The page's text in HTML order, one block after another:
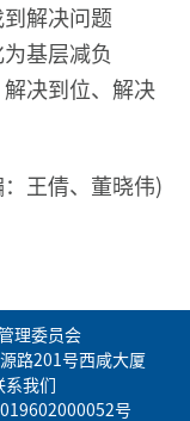
解决问题
基层减负
决到位、解决
王倩、董晓伟)
理委员会
路201号西咸大厦
系我们
号